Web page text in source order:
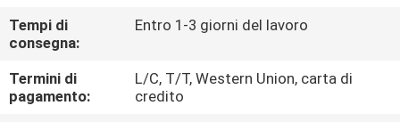
CONTATTICI
NOTIZIE
Tempi di
consegna:
Entro 1-3 giorni del lavoro
Termini di
pagamento:
L/C, T/T, Western Union, carta di
credito